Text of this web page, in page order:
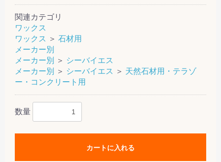
関連カテゴリ
ワックス
ワックス ＞ 石材用
メーカー別
メーカー別
＞ シーバイエス
メーカー別
＞ シーバイエス ＞ 天然石材用・テラゾ
ー・コンクリート用
数量
カートに入れる